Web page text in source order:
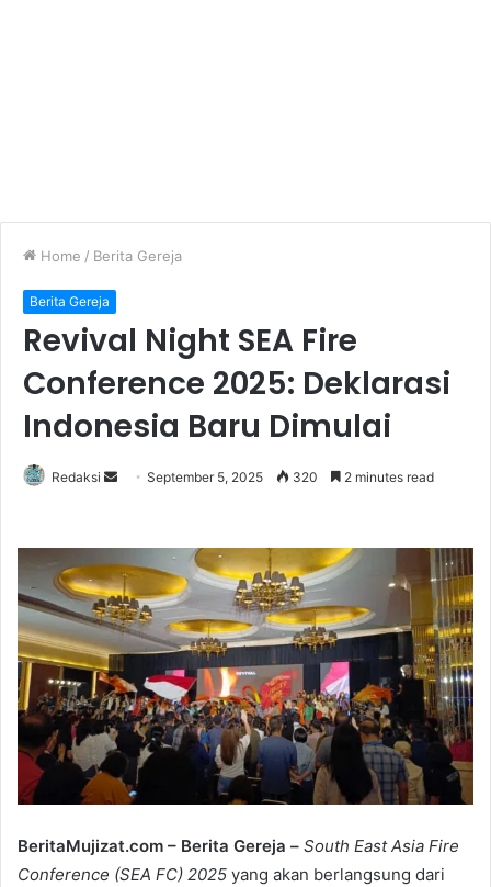
Home / Berita Gereja
Berita Gereja
Revival Night SEA Fire
Conference 2025: Deklarasi
Indonesia Baru Dimulai
Redaksi
a
n
e
m
a
i
l
September 5, 2025 320 2 minutes read
BeritaMujizat.com – Berita Gereja – South East Asia Fire
Conference (SEA FC) 2025 yang akan berlangsung dari